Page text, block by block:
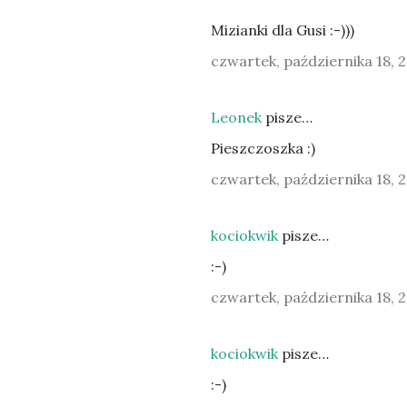
Mizianki dla Gusi :-)))
czwartek, października 18,
Leonekpisze…
Pieszczoszka :)
czwartek, października 18,
kociokwikpisze…
:-)
czwartek, października 18,
kociokwikpisze…
:-)